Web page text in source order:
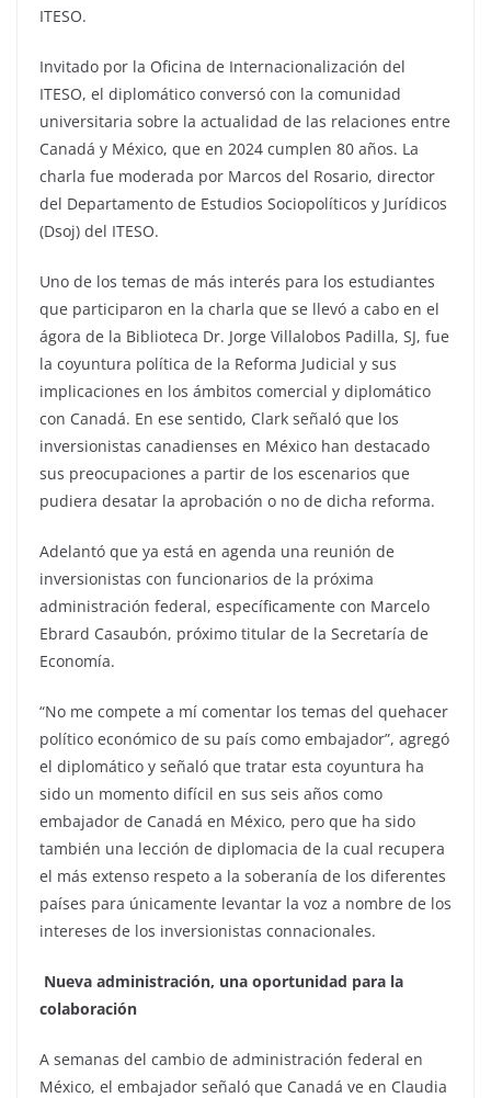
ITESO.
Invitado por la Oficina de Internacionalización del
ITESO, el diplomático conversó con la comunidad
universitaria sobre la actualidad de las relaciones entre
Canadá y México, que en 2024 cumplen 80 años. La
charla fue moderada por Marcos del Rosario, director
del Departamento de Estudios Sociopolíticos y Jurídicos
(Dsoj) del ITESO.
Uno de los temas de más interés para los estudiantes
que participaron en la charla que se llevó a cabo en el
ágora de la Biblioteca Dr. Jorge Villalobos Padilla, SJ, fue
la coyuntura política de la Reforma Judicial y sus
implicaciones en los ámbitos comercial y diplomático
con Canadá. En ese sentido, Clark señaló que los
inversionistas canadienses en México han destacado
sus preocupaciones a partir de los escenarios que
pudiera desatar la aprobación o no de dicha reforma.
Adelantó que ya está en agenda una reunión de
inversionistas con funcionarios de la próxima
administración federal, específicamente con Marcelo
Ebrard Casaubón, próximo titular de la Secretaría de
Economía.
“No me compete a mí comentar los temas del quehacer
político económico de su país como embajador”, agregó
el diplomático y señaló que tratar esta coyuntura ha
sido un momento difícil en sus seis años como
embajador de Canadá en México, pero que ha sido
también una lección de diplomacia de la cual recupera
el más extenso respeto a la soberanía de los diferentes
países para únicamente levantar la voz a nombre de los
intereses de los inversionistas connacionales.
Nueva administración, una oportunidad para la
colaboración
A semanas del cambio de administración federal en
México, el embajador señaló que Canadá ve en Claudia